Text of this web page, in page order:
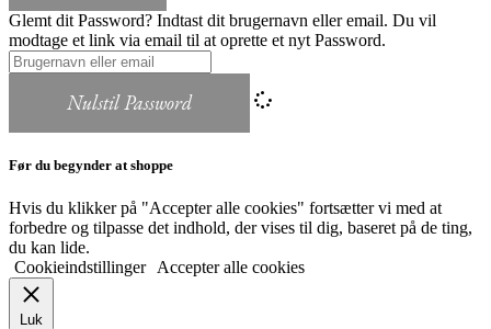
Glemt dit Password? Indtast dit brugernavn eller email. Du vil
modtage et link via email til at oprette et nyt Password.
Nulstil Password
Før du begynder at shoppe
Hvis du klikker på "Accepter alle cookies" fortsætter vi med at
forbedre og tilpasse det indhold, der vises til dig, baseret på de ting,
du kan lide.
Cookieindstillinger
Accepter alle cookies
Luk